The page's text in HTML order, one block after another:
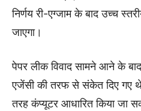
निर्णय री-एग्जाम के बाद उच्च
जाएगा।
पेपर लीक विवाद सामने आने के बाद
एजेंसी की तरफ से संकेत दिए गए थे
तरह कंप्यूटर आधारित किया जा